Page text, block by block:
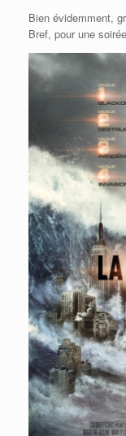
Bien évidemment,
Bref, pour une